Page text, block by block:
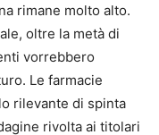
rimane molto alto.
oltre la metà di
vorrebbero
Le farmacie
rilevante di spinta
rivolta ai titolari